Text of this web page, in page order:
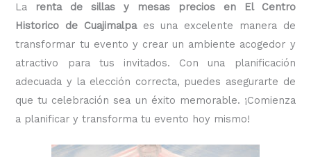
La renta de sillas y mesas precios en El Centro
Historico de Cuajimalpa es una excelente manera de
transformar tu evento y crear un ambiente acogedor y
atractivo para tus invitados. Con una planificación
adecuada y la elección correcta, puedes asegurarte de
que tu celebración sea un éxito memorable. ¡Comienza
a planificar y transforma tu evento hoy mismo!